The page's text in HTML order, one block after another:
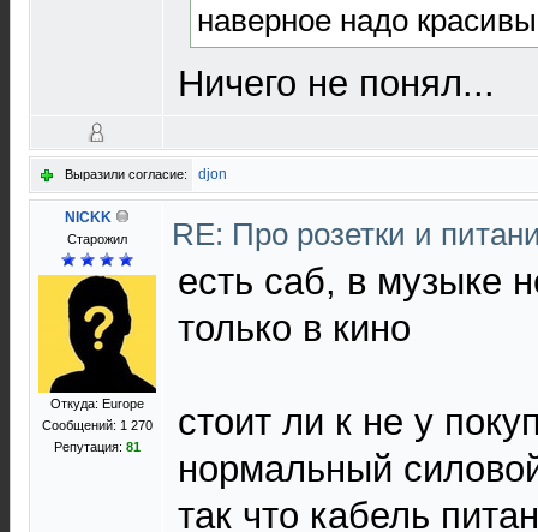
наверное надо
Ничего не понял...
Выразили согласие: djon
NICKK
Старожил
Откуда: Europe
Сообщений: 1 270
Репутация: 81
RE: Про розетки и
есть саб, в музыке
только в кино
стоит ли к не у
нормальный
так что кабель